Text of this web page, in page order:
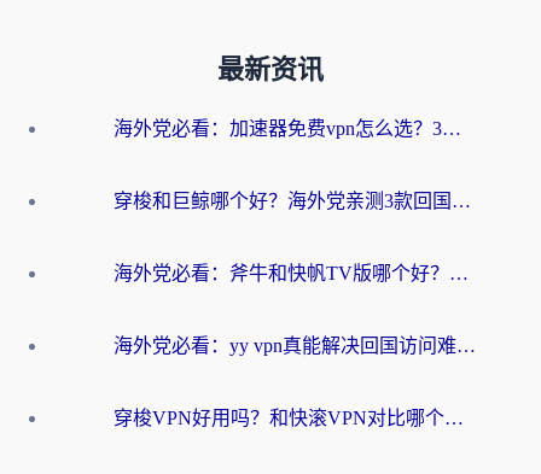
最新资讯
海外党必看：加速器免费vpn怎么选？3步教你无缝访问国内资源
穿梭和巨鲸哪个好？海外党亲测3款回国加速器，教你避开90%的坑
海外党必看：斧牛和快帆TV版哪个好？3分钟选对回国加速器，无缝刷B站、追热剧
海外党必看：yy vpn真能解决回国访问难题？附云极initap测评+免费方案对比
穿梭VPN好用吗？和快滚VPN对比哪个回国效果更好？海外党选回国加速器必看指南